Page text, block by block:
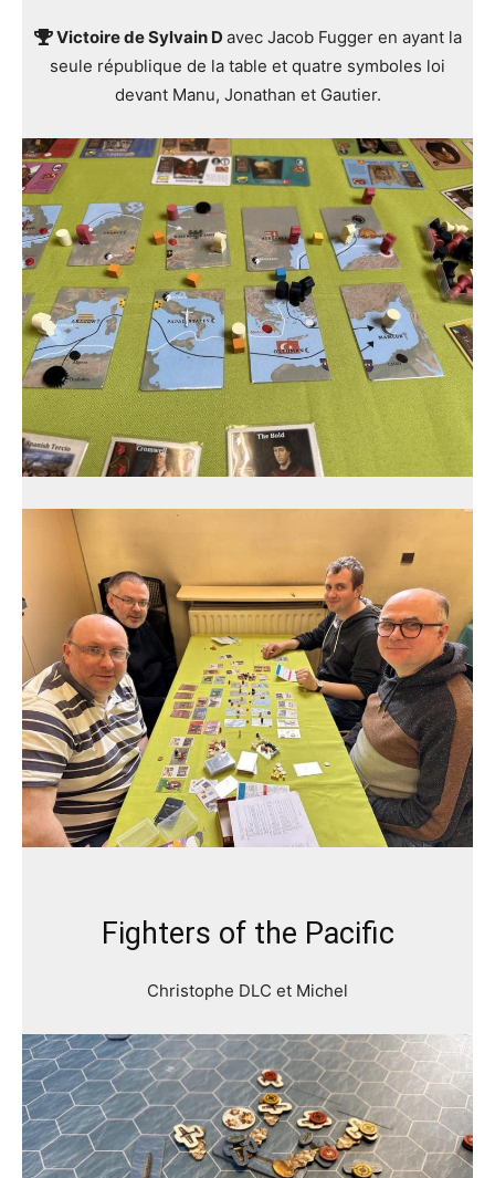
Victoire de Sylvain D avec Jacob Fugger en ayant la
seule république de la table et quatre symboles loi
devant Manu, Jonathan et Gautier.
Fighters of the Pacific
Christophe DLC et Michel